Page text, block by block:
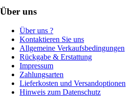
Über uns
Über uns ?
Kontaktieren Sie uns
Allgemeine Verkaufsbedingungen
Rückgabe & Erstattung
Impressum
Zahlungsarten
Lieferkosten und Versandoptionen
Hinweis zum Datenschutz